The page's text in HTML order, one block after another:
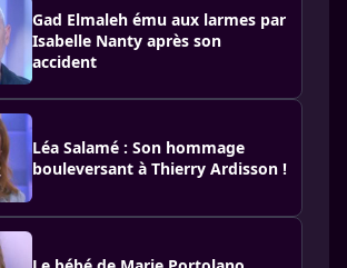
Gad Elmaleh ému aux larmes par
Isabelle Nanty après son
accident
Léa Salamé : Son hommage
bouleversant à Thierry Ardisson !